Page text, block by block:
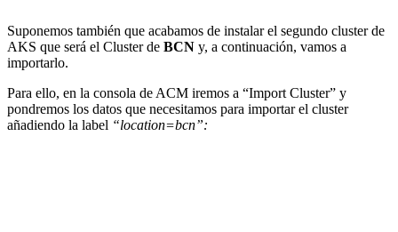
Suponemos también que acabamos de instalar el segundo cluster de
AKS que será el Cluster de BCN y, a continuación, vamos a
importarlo.
Para ello, en la consola de ACM iremos a “Import Cluster” y
pondremos los datos que necesitamos para importar el cluster
añadiendo la label “location=bcn”: